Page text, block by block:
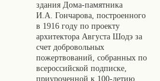
здания Дома-памятника
И.А. Гончарова, построенного
в 1916 году по проекту
архитектора Августа Шодэ за
счет добровольных
пожертвований, собранных по
всероссийской подписке,
приуроченной к 100-летию